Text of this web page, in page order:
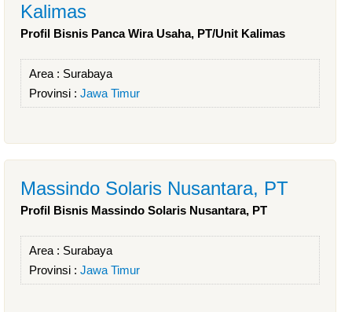
Kalimas
Profil Bisnis Panca Wira Usaha, PT/Unit Kalimas
Area : Surabaya
Provinsi : Jawa Timur
Massindo Solaris Nusantara, PT
Profil Bisnis Massindo Solaris Nusantara, PT
Area : Surabaya
Provinsi : Jawa Timur